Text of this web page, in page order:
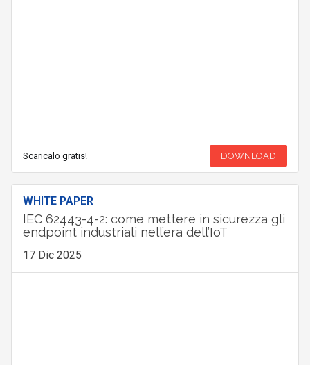
Scaricalo gratis! DOWNLOAD
WHITE PAPER
IEC 62443-4-2: come mettere in sicurezza gli
endpoint industriali nell’era dell’IoT
17 Dic 2025